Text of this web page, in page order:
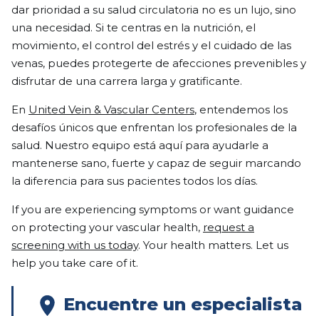
dar prioridad a su salud circulatoria no es un lujo, sino
una necesidad. Si te centras en la nutrición, el
movimiento, el control del estrés y el cuidado de las
venas, puedes protegerte de afecciones prevenibles y
disfrutar de una carrera larga y gratificante.
En United Vein & Vascular Centers, entendemos los
desafíos únicos que enfrentan los profesionales de la
salud. Nuestro equipo está aquí para ayudarle a
mantenerse sano, fuerte y capaz de seguir marcando
la diferencia para sus pacientes todos los días.
If you are experiencing symptoms or want guidance
on protecting your vascular health, request a
screening with us today. Your health matters. Let us
help you take care of it.
Encuentre un especialista